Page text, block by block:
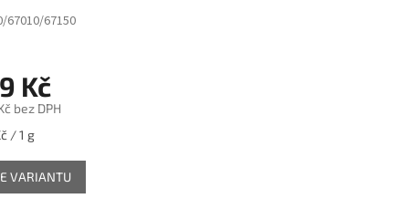
67010/67150
Kč
bez DPH
/ 1 g
VARIANTU